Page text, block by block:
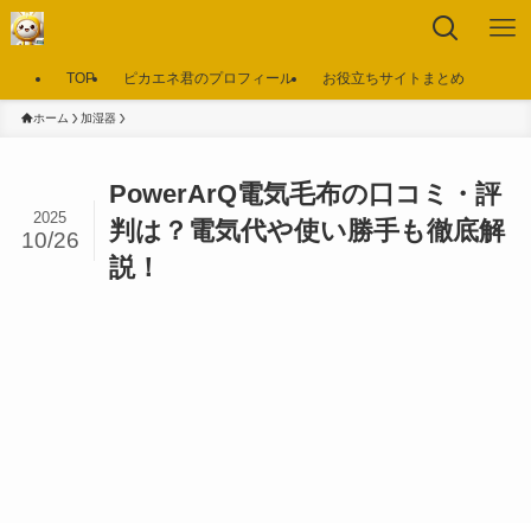
TOP ピカエネ君のプロフィール お役立ちサイトまとめ
ホーム 加湿器
PowerArQ電気毛布の口コミ・評
判は？電気代や使い勝手も徹底解
説！
2025
10/26